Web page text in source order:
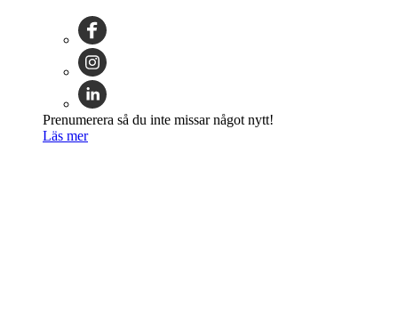
Prenumerera så du inte missar något nytt!
Läs mer